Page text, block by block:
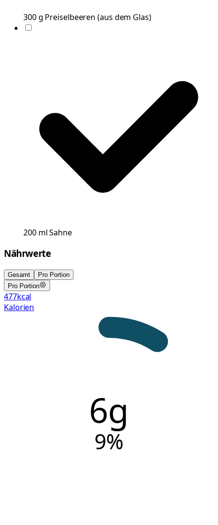
300g Preiselbeeren (aus dem Glas)
200 mlSahne
Nährwerte
Gesamt
Pro Portion
Pro Portion
477kcal
Kalorien
6g
9%